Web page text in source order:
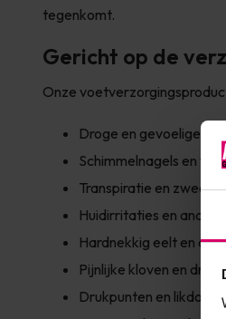
tegenkomt.
Gericht op de
Onze
Droge en gevoelige huid
Schimmelnagels en
Transpiratie en
Huidirritaties en
Hardnekkig eelt en
Pijnlijke kloven en
Drukpunten en